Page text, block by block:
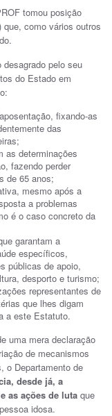
tomou posição
que, como vários outros
pelo seu
do Estado em
fixando-as
das
as determinações
fazendo perder
de 65 anos;
mesmo após a
a problemas
é o caso concreto da
garantam a
específicos,
públicas de apoio,
desporto e turismo;
representantes de
que lhes digam
a este Estatuto.
uma mera declaração
de mecanismos
o Departamento de
desde já, a
as ações de luta que
idosa.